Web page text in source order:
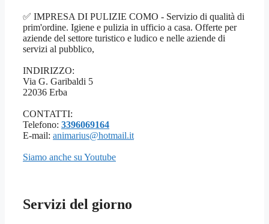
✅ IMPRESA DI PULIZIE COMO - Servizio di qualità di
prim'ordine. Igiene e pulizia in ufficio a casa. Offerte per
aziende del settore turistico e ludico e nelle aziende di
servizi al pubblico,
INDIRIZZO:
Via G. Garibaldi 5
22036 Erba
CONTATTI:
Telefono: 3396069164
E-mail: animarius@hotmail.it
Siamo anche su Youtube
Servizi del giorno